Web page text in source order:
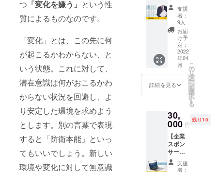
つ 「変化を嫌う」 という性
質によるものなのです。
「変化」とは、この先に何
が起こるかわからない、と
いう状態。これに対して、
潜在意識は何がおこるかわ
からない状況を回避し、よ
り安定した環境を求めよう
とします。別の言葉で表現
すると「防衛本能」といっ
てもいいでしょう。新しい
環境や変化に対して無意識
主：モチ
ベーション
アップ、思
考整理、人
生の壁突破
小規模経営
者：メンタ
談役
経営者：ビ
ジョンの明
確化、ご自
身の行動変
化により社
内環境が改
いま
す。 1
回1時間
のト
レーニ
ングで
通常
22,000
円のと
ころを
クラウ
別価格
の5,000
供いた
しま
す。 ※
日程は
メール
ニン
グ ト
ライア
ル】 経
営者向
けの右
腕育成
脳ト
レーニ
ングの
トライ
アル版
500%
アップ
を目指
す右腕
育成脳
トレー
ニング
トライ
支援
者：
9人
お届
け予
定：
2022
年04
月
詳細を見る
こ
の
リ
タ
ー
ン
を
選
択
す
る
30,
000 円
残り10
【企業
スポン
サー】
寺岡式
達成脳
支援
者：